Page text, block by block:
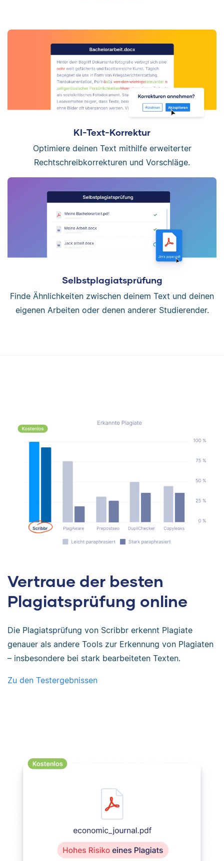
KI-Text-Korrektur
Optimiere deinen Text mithilfe erweiterter
Rechtschreibkorrekturen und Vorschläge.
Selbstplagiatsprüfung
Finde Ähnlichkeiten zwischen deinem Text und deinen
eigenen Arbeiten oder denen anderer Studierender.
Vertraue der besten
Plagiatsprüfung online
Die Plagiatsprüfung von Scribbr erkennt Plagiate
genauer als andere Tools zur Erkennung von Plagiaten
– insbesondere bei stark bearbeiteten Texten.
Zu den Testergebnissen